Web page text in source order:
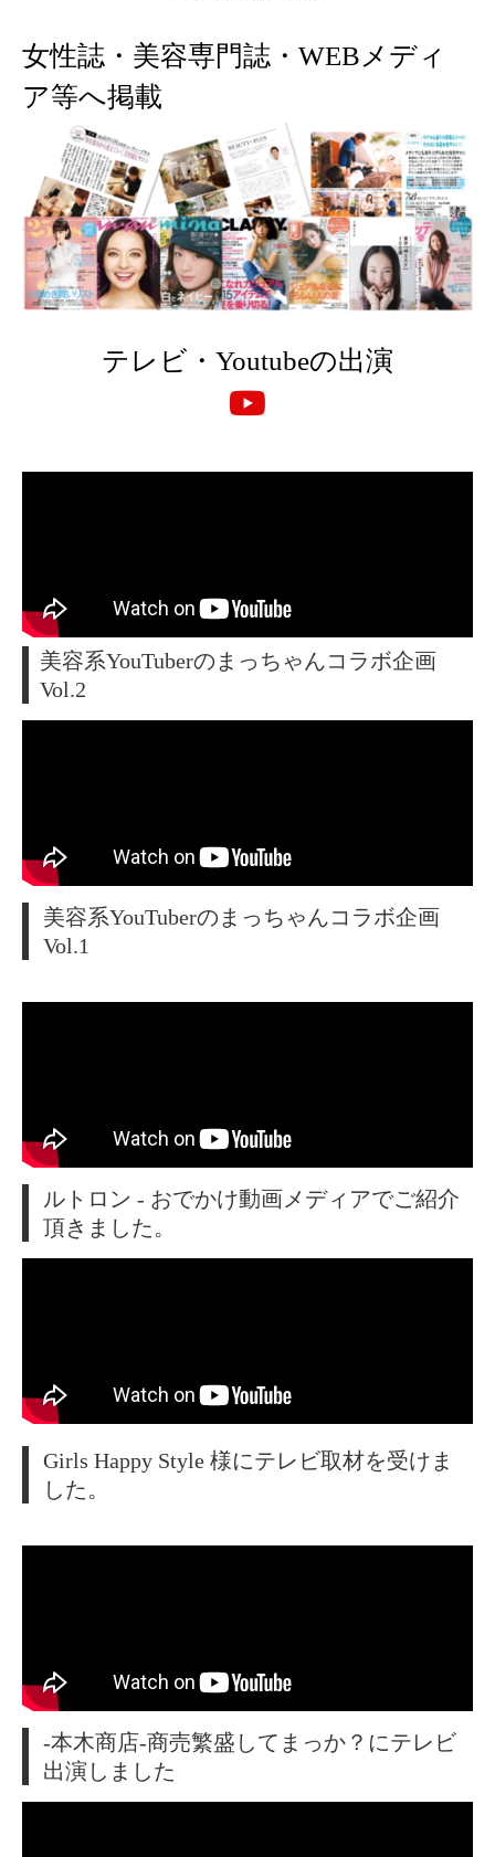
女性誌・美容専門誌・WEBメディ
ア等へ掲載
テレビ・Youtubeの出演
美容系YouTuberのまっちゃんコラボ企画
Vol.1
美容系YouTuberのまっちゃんコラボ企画
Vol.2
Girls Happy Style 様にテレビ取材を受けま
した。
ルトロン - おでかけ動画メディアでご紹介
頂きました。
-本木商店-商売繁盛してまっか？にテレビ
出演しました